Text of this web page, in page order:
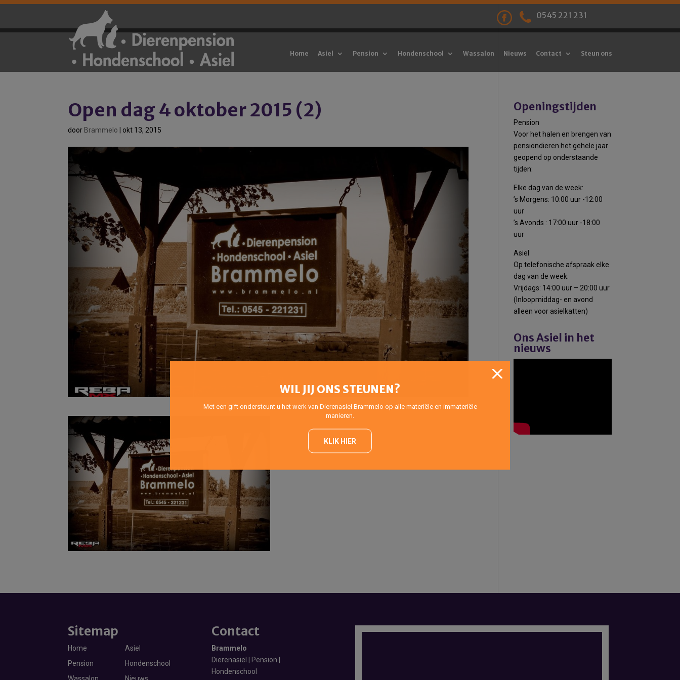
0545 221 231
Home Asiel Pension Hondenschool Wassalon Nieuws Contact Steun ons
Open dag 4 oktober 2015 (2)
door Brammelo okt 13, 2015
Openingstijden
Pension
Voor het halen en brengen van
pensiondieren het gehele jaar
geopend op onderstaande
tijden:
Elke dag van de week:
’s Morgens: 10:00 uur -12:00
uur
’s Avonds : 17:00 uur -18:00
uur
Asiel
Op telefonische afspraak elke
dag van de week.
Vrijdags: 14:00 uur – 20:00 uur
(Inloopmiddag- en avond
alleen voor asielkatten)
Ons Asiel in het
nieuws
WIL JIJ ONS STEUNEN?
Met een gift ondersteunt u het werk van Dierenasiel Brammelo op alle materiële en immateriële
manieren.
KLIK HIER
Sitemap
Home
Asiel
Pension
Hondenschool
Contact
Brammelo
Dierenasiel | Pension |
Hondenschool